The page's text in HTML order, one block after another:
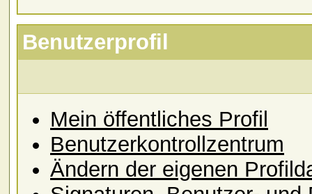
Benutzerprofil
Mein öffentliches Profil
Benutzerkontrollzentrum
Ändern der eigenen